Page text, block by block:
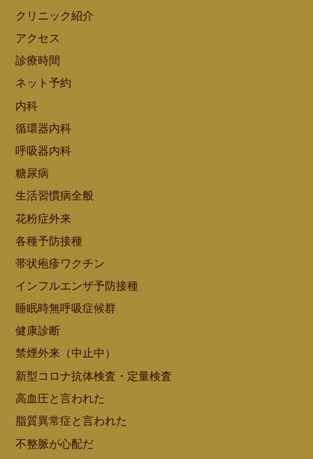
クリニック紹介
アクセス
診療時間
ネット予約
内科
循環器内科
呼吸器内科
糖尿病
生活習慣病全般
花粉症外来
各種予防接種
帯状疱疹ワクチン
インフルエンザ予防接種
睡眠時無呼吸症候群
健康診断
禁煙外来（中止中）
新型コロナ抗体検査・定量検査
高血圧と言われた
脂質異常症と言われた
不整脈が心配だ